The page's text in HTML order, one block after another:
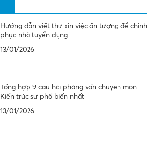
Hướng dẫn viết thư xin việc ấn tượng để chinh
phục nhà tuyển dụng
13/01/2026
Tổng hợp 9 câu hỏi phỏng vấn chuyên môn
Kiến trúc sư phổ biến nhất
13/01/2026